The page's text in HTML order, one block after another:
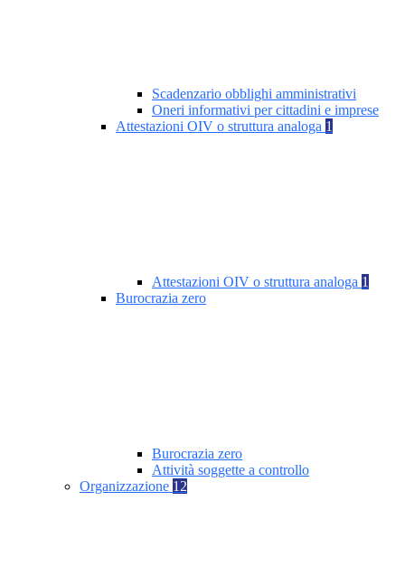
Scadenzario obblighi amministrativi
Oneri informativi per cittadini e imprese
Attestazioni OIV o struttura analoga 1
Attestazioni OIV o struttura analoga 1
Burocrazia zero
Burocrazia zero
Attività soggette a controllo
Organizzazione 12